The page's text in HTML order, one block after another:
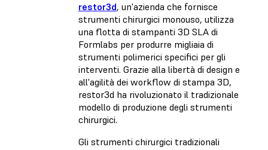
restor3d, un'azienda che fornisce
strumenti chirurgici monouso, utilizza
una flotta di stampanti 3D SLA di
Formlabs per produrre migliaia di
strumenti polimerici specifici per gli
interventi. Grazie alla libertà di design e
all'agilità dei workflow di stampa 3D,
restor3d ha rivoluzionato il tradizionale
modello di produzione degli strumenti
chirurgici.
Gli strumenti chirurgici tradizionali